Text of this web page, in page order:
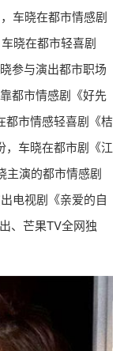
车晓在都市情感剧
晓在都市轻喜剧
参与演出都市职场
都市情感剧《好先
都市情感轻喜剧《桔
，车晓在都市剧《江
主演的都市情感剧
电视剧《亲爱的自
、芒果TV全网独